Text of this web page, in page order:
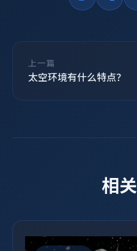
上一篇
太空环境有什么特点？
相